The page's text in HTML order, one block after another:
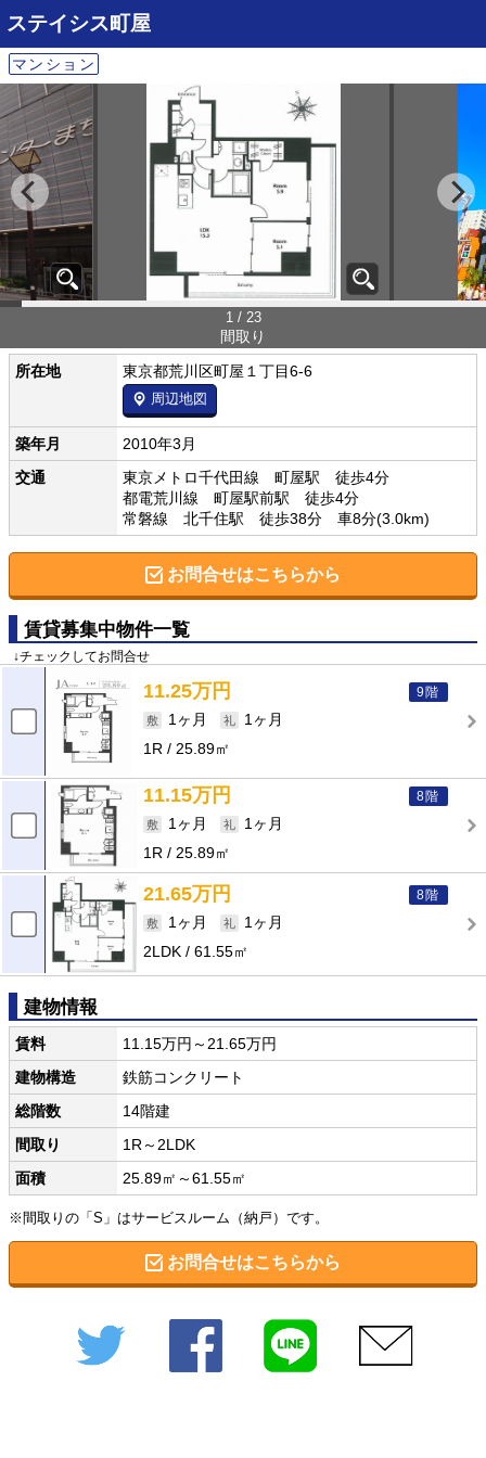
ステイシス町屋
マンション
1 / 23
間取り
所在地 東京都荒川区町屋１丁目6-6
周辺地図
築年月
2010年3月
交通
東京メトロ千代田線 町屋駅 徒歩4分
都電荒川線 町屋駅前駅 徒歩4分
常磐線 北千住駅 徒歩38分 車8分(3.0km)
お問合せはこちらから
賃貸募集中物件一覧
↓チェックしてお問合せ
9階
11.25万円
1ヶ月
1ヶ月
1R
25.89㎡
8階
11.15万円
1ヶ月
1ヶ月
1R
25.89㎡
8階
21.65万円
1ヶ月
1ヶ月
2LDK
61.55㎡
建物情報
賃料
11.15万円～21.65万円
建物構造
鉄筋コンクリート
総階数
14階建
間取り
1R～2LDK
面積
25.89㎡～61.55㎡
※間取りの「S」はサービスルーム（納戸）です。
お問合せはこちらから
Twitter Facebook